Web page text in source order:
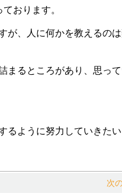
おります。
、人に何かを教えるの
るところがあり、思っ
るように努力していきたい
次